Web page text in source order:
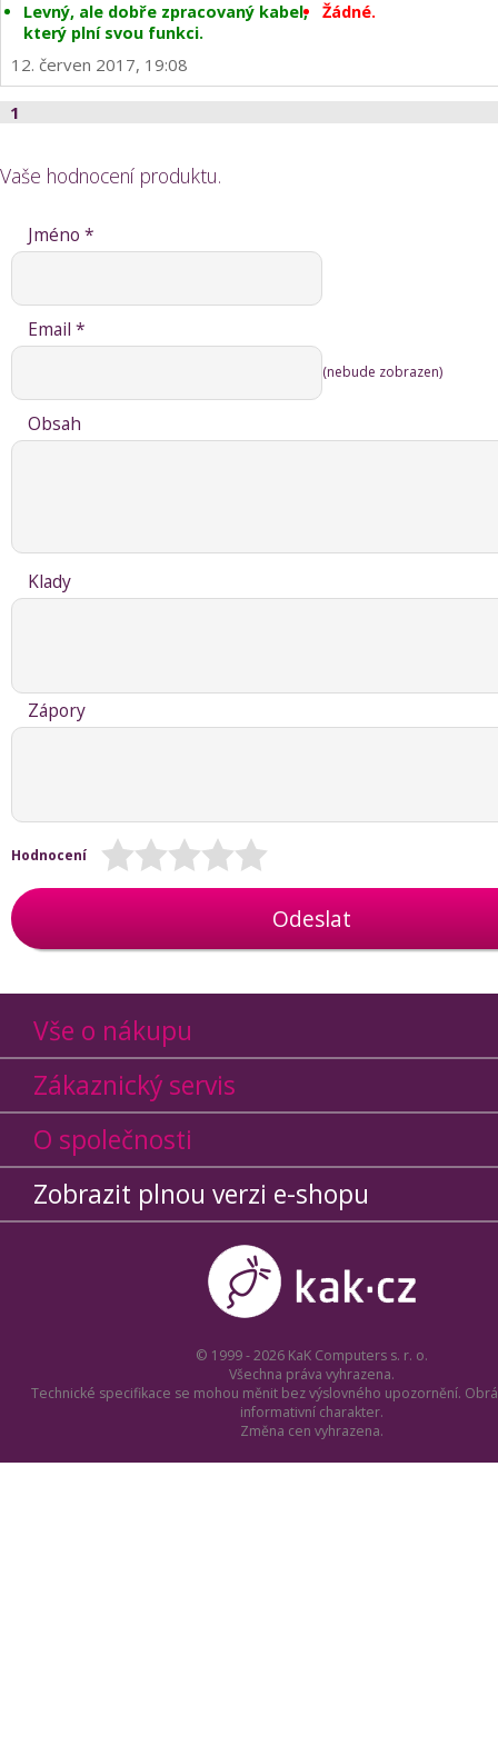
Levný, ale dobře zpracovaný kabel,
který plní svou funkci.
Žádné.
12. červen 2017, 19:08
1
Vaše hodnocení produktu.
Jméno *
Email *
(nebude zobrazen)
Obsah
Klady
Zápory
Hodnocení
Odeslat
Vše o nákupu
Zákaznický servis
O společnosti
Zobrazit plnou verzi e-shopu
© 1999 - 2026 KaK Computers s. r. o.
Všechna práva vyhrazena.
Technické specifikace se mohou měnit bez výslovného upozornění.
informativní charakter.
Změna cen vyhrazena.